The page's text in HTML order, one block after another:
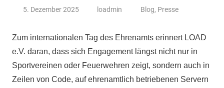
5. Dezember 2025 loadmin Blog, Presse
Zum internationalen Tag des Ehrenamts erinnert LOAD
e.V. daran, dass sich Engagement längst nicht nur in
Sportvereinen oder Feuerwehren zeigt, sondern auch in
Zeilen von Code, auf ehrenamtlich betriebenen Servern